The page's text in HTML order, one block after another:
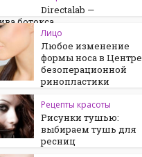
Directalab —
ботокса
Лицо
Любое изменение
формы носа в Центре
безоперационной
ринопластики
Рецепты красоты
Рисунки тушью:
выбираем тушь для
ресниц